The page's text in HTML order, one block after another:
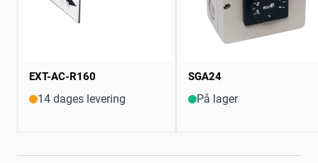
EXT-AC-R160
14 dages levering
SGA24
På lager